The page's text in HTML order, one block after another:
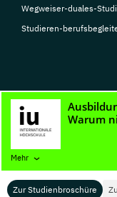
Zur Studienbroschüre
Mehr
Wegweiser-duales-
Studieren-
© Copyright 2026,